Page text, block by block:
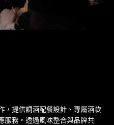
，提供調酒配餐設計、專屬酒款
服務。透過風味整合與品牌共